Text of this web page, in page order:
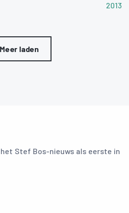
2013
Meer laden
Stef Bos-nieuws als eerste in